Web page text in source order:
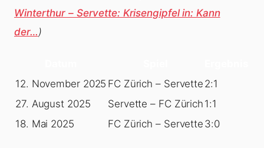
Winterthur – Servette: Krisengipfel in: Kann
der…)
12. November 2025 FC Zürich – Servette 2:1
27. August 2025
Servette – FC Zürich 1:1
18. Mai 2025
FC Zürich – Servette 3:0